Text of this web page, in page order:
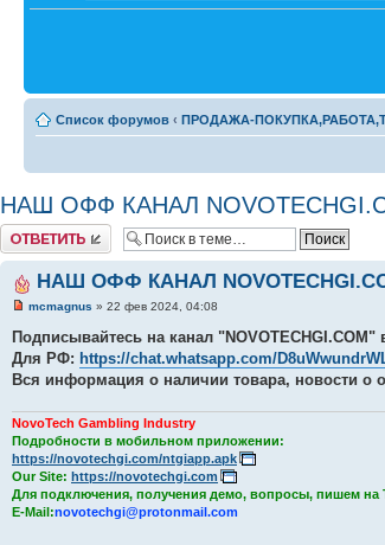
Список форумов ‹ ПРОДАЖА-
НАШ ОФФ КАНАЛ
Комментировать
НАШ ОФФ КАНАЛ
mcmagnus » 22 фев 2024, 04:08
Подписывайтесь на канал "NOVOTECHGI.COM"
Для РФ: https://chat.whatsapp.com/
Вся информация о наличии товара, новости о
NovoTech Gambling Industry
Подробности в мобильном приложении:
https://novotechgi.com/ntgiapp.apk
Our Site: https://novotechgi.com
Для подключения, получения демо, вопросы, пишем на
E-Mail:novotechgi@protonmail.com